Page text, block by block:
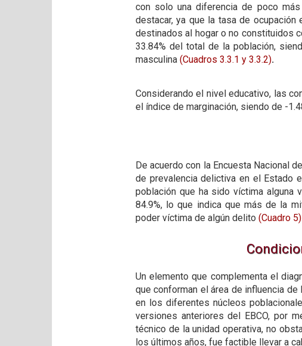
con solo una diferencia de poco
destacar, ya que la tasa de
destinados al hogar o no constituidos
33.84% del total de la población,
masculina (Cuadros 3.3.1 y 3.3.2).
Considerando el nivel educativo, las
el índice de marginación, siendo de -
De acuerdo con la Encuesta Nacional
de prevalencia delictiva en el Estado
población que ha sido víctima alguna
84.9%, lo que indica que más de la
poder víctima de algún delito (Cuadro 5)
Un elemento que complementa el
que conforman el área de influencia
en los diferentes núcleos
versiones anteriores del EBCO, por
técnico de la unidad operativa, no
los últimos años, fue factible llevar a